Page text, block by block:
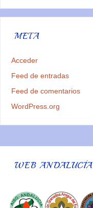
META
Acceder
Feed de entradas
Feed de comentarios
WordPress.org
WEB ANDALUCÍA